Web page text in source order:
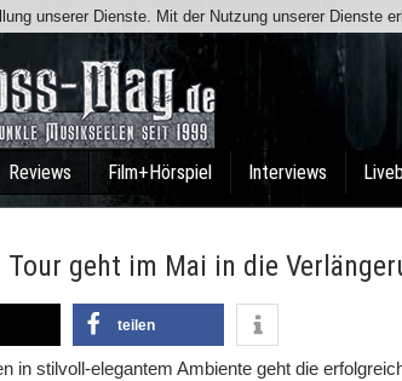
Reviews Film+Hörspiel Interviews
Tour geht im Mai in die
teilen
in stilvoll-elegantem Ambiente geht die
unserer Dienste. Mit der Nutzung unserer Dienste